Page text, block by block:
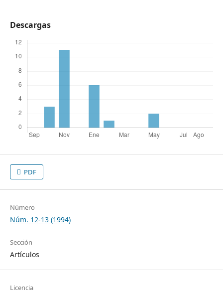
Descargas
PDF
Número
Núm. 12-13 (1994)
Sección
Artículos
Licencia